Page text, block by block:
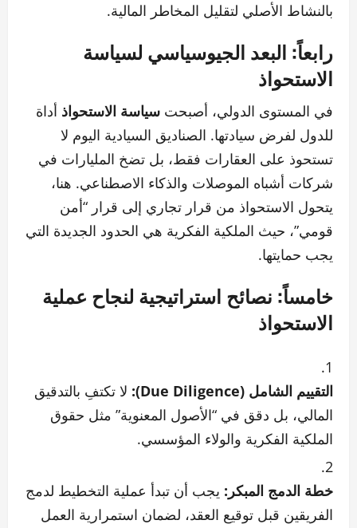
بالنشاط الأصلي لتقليل المخاطر المالية.
رابعاً: البعد الجيوسياسي لسياسة
الاستحواذ
في المستوى الدولي، أصبحت سياسة الاستحواذ أداة
للدول لفرض سيادتها. الصناديق السيادية اليوم لا
تستحوذ على العقارات فقط، بل تضخ المليارات في
شركات أشباه الموصلات والذكاء الاصطناعي. هنا،
يتحول الاستحواذ من قرار تجاري إلى قرار “أمن
قومي”، حيث الملكية الفكرية هي الحدود الجديدة التي
يجب حمايتها.
خامساً: نصائح استراتيجية لنجاح عملية
الاستحواذ
التقييم الشامل (Due Diligence):
لا تكتفِ بالتدقيق
المالي، بل دقق في “الأصول المعنوية” مثل حقوق
الملكية الفكرية والولاء المؤسسي.
خطة الدمج المبكر: يجب أن تبدأ عملية التخطيط لدمج
الفريقين قبل توقيع العقد، لضمان استمرارية العمل